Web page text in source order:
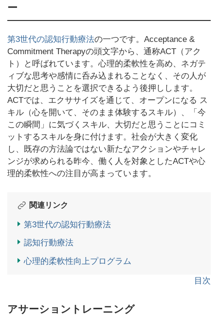
ー
第3世代の認知行動療法の一つです。Acceptance &
Commitment Therapyの頭文字から、通称ACT（アク
ト）と呼ばれています。心理的柔軟性を高め、ネガテ
ィブな思考や感情に呑み込まれることなく、その人が
大切だと思うことを選択できるよう後押しします。
ACTでは、エクササイズを通じて、オープンになる ス
キル（心を開いて、そのまま体験するスキル）、「今
この瞬間」に気づくスキル、大切だと思うことにコミ
ットするスキルを身に付けます。社会が大きく変化
し、既存の方法論ではない新たなアクションやチャレ
ンジが求められる昨今、働く人を対象としたACTや心
理的柔軟性への注目が高まっています。
関連リンク
第3世代の認知行動療法
認知行動療法
心理的柔軟性向上プログラム
目次
アサーショントレーニング